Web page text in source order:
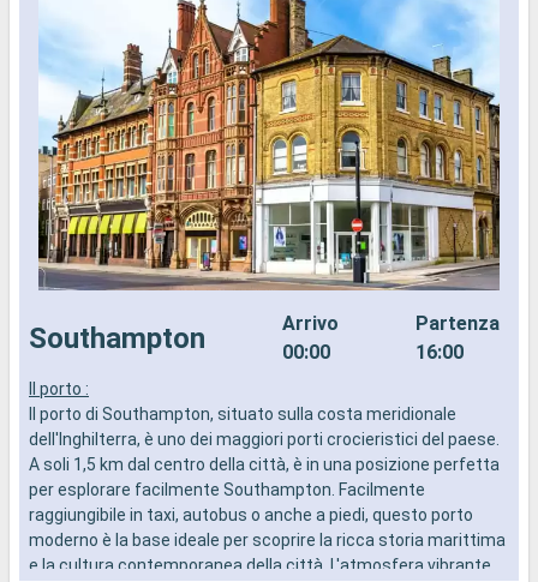
Southampton
Arrivo
00:00
Partenza
16:00
Il porto :
Il porto di Southampton, situato sulla costa meridionale
dell'Inghilterra, è uno dei maggiori porti crocieristici del paese.
A soli 1,5 km dal centro della città, è in una posizione perfetta
per esplorare facilmente Southampton. Facilmente
raggiungibile in taxi, autobus o anche a piedi, questo porto
moderno è la base ideale per scoprire la ricca storia marittima
e la cultura contemporanea della città. L'atmosfera vibrante